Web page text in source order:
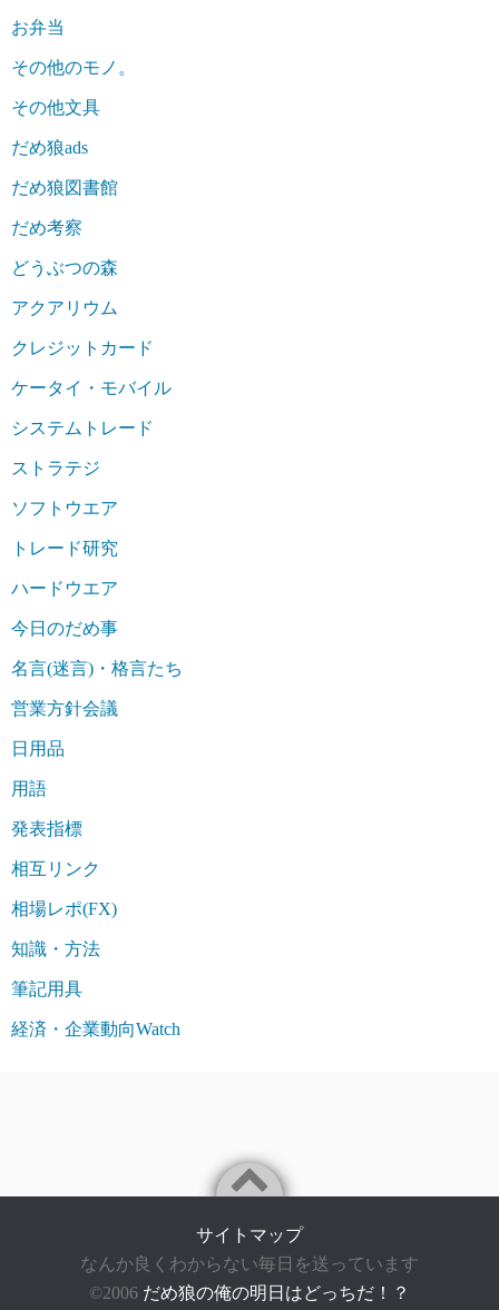
お弁当
その他のモノ。
その他文具
だめ狼ads
だめ狼図書館
だめ考察
どうぶつの森
アクアリウム
クレジットカード
ケータイ・モバイル
システムトレード
ストラテジ
ソフトウエア
トレード研究
ハードウエア
今日のだめ事
名言(迷言)・格言たち
営業方針会議
日用品
用語
発表指標
相互リンク
相場レポ(FX)
知識・方法
筆記用具
経済・企業動向Watch
サイトマップ
なんか良くわからない毎日を送っています
©2006 だめ狼の俺の明日はどっちだ！？